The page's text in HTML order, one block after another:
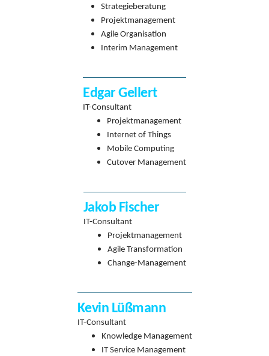
Strategieberatung
Projektmanagement
Agile Organisation
Interim Management
Edgar Gellert
IT-Consultant
Projektmanagement
Internet of Things
Mobile Computing
Cutover Management
Jakob Fischer
IT-Consultant
Projektmanagement
Agile Transformation
Change-Management
Kevin Lüßmann
IT-Consultant
Knowledge Management
IT Service Management